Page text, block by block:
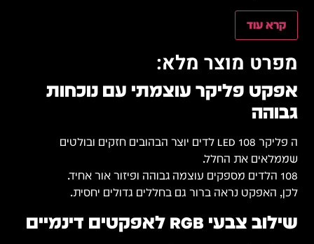
קרא עוד
מפרט מוצר מלא:
אפקט פליקר עוצמתי עם נוכחות
גבוהה
ה פליקר LED 108 לדים יוצר הבהובים חזקים ובולטים
שממלאים את החלל.
108 הלדים מספקים עוצמה גבוהה ופיזור אור אחיד.
לכן, האפקט נראה ברור גם בחללים גדולים יחסית.
שילוב צבעי RGB לאפקטים דינמיים